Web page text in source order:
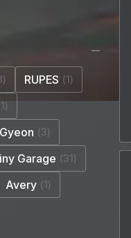
RUPES 1
1
Gyeon 3
Garage 31
Avery 1